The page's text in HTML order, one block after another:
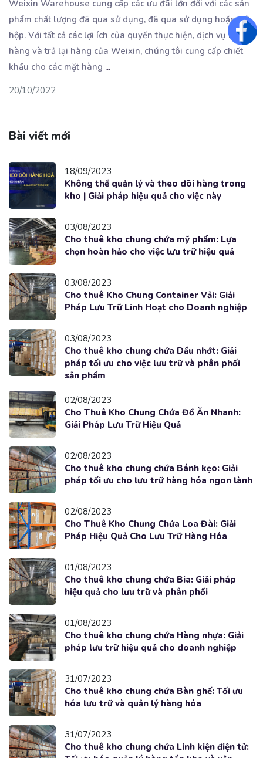
Weixin Warehouse cung cấp các ưu đãi lớn đối với các sản
phẩm chất lượng đã qua sử dụng, đã qua sử dụng hoặc mở
hộp. Với tất cả các lợi ích của quyền thực hiện, dịch vụ khách
hàng và trả lại hàng của Weixin, chúng tôi cung cấp chiết
khấu cho các mặt hàng ...
20/10/2022
Bài viết mới
18/09/2023
Không thể quản lý và theo dõi hàng trong
kho | Giải pháp hiệu quả cho việc này
03/08/2023
Cho thuê kho chung chứa mỹ phẩm: Lựa
chọn hoàn hảo cho việc lưu trữ hiệu quả
03/08/2023
Cho thuê Kho Chung Container Vải: Giải
Pháp Lưu Trữ Linh Hoạt cho Doanh nghiệp
03/08/2023
Cho thuê kho chung chứa Dầu nhớt: Giải
pháp tối ưu cho việc lưu trữ và phân phối
sản phẩm
02/08/2023
Cho Thuê Kho Chung Chứa Đồ Ăn Nhanh:
Giải Pháp Lưu Trữ Hiệu Quả
02/08/2023
Cho thuê kho chung chứa Bánh kẹo: Giải
pháp tối ưu cho lưu trữ hàng hóa ngon lành
02/08/2023
Cho Thuê Kho Chung Chứa Loa Đài: Giải
Pháp Hiệu Quả Cho Lưu Trữ Hàng Hóa
01/08/2023
Cho thuê kho chung chứa Bia: Giải pháp
hiệu quả cho lưu trữ và phân phối
01/08/2023
Cho thuê kho chung chứa Hàng nhựa: Giải
pháp lưu trữ hiệu quả cho doanh nghiệp
31/07/2023
Cho thuê kho chung chứa Bàn ghế: Tối ưu
hóa lưu trữ và quản lý hàng hóa
31/07/2023
Cho thuê kho chung chứa Linh kiện điện tử: